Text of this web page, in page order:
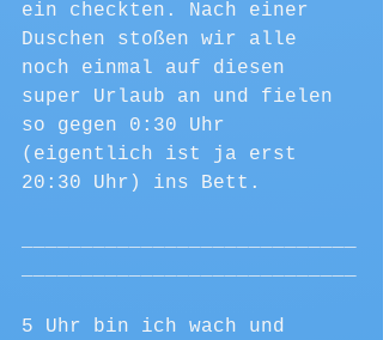
ein checkten. Nach einer
Duschen stoßen wir alle
noch einmal auf diesen
super Urlaub an und fielen
so gegen 0:30 Uhr
(eigentlich ist ja erst
20:30 Uhr) ins Bett.
5 Uhr bin ich wach und